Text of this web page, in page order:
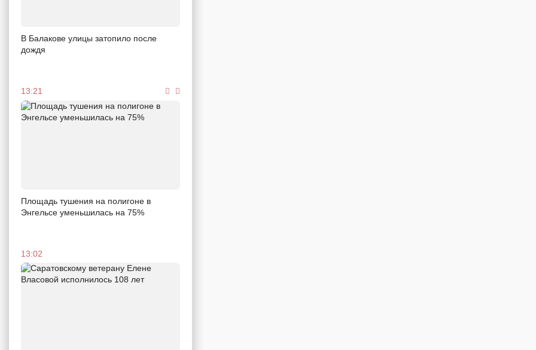
В Балакове улицы затопило после
дождя
13:21
Площадь тушения на полигоне в
Энгельсе уменьшилась на 75%
13:02